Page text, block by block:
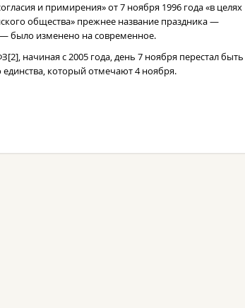
и примирения» от 7 ноября 1996 года «в целях
общества» прежнее название праздника —
было изменено на современное.
начиная с 2005 года, день 7 ноября перестал быть
который отмечают 4 ноября.